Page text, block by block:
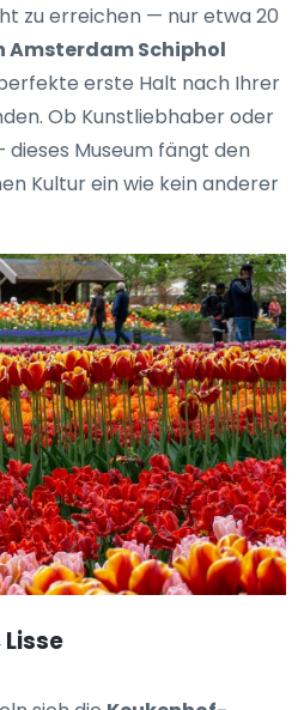
zu erreichen — nur etwa 20
Amsterdam Schiphol
erste Halt nach Ihrer
Ob Kunstliebhaber oder
Museum fängt den
Kultur ein wie kein anderer